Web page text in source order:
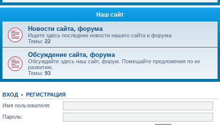
Наш сайт
Новости сайта, форума
Ищите здесь последние новости нашего сайта и форума
Темы: 22
Обсуждение сайта, форума
Обсуждайте здесь наш сайт, форум. Помещайте предложения по их
развитию.
Темы: 93
ВХОД • РЕГИСТРАЦИЯ
Имя пользователя:
Пароль: